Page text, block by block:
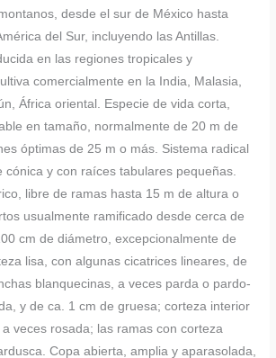
desde el sur de México hasta
del Sur, incluyendo las Antillas.
en las regiones tropicales y
comercialmente en la India, Malasia,
África oriental. Especie de vida corta,
en tamaño, normalmente de 20 m de
óptimas de 25 m o más. Sistema radical
cónica y con raíces tabulares pequeñas.
libre de ramas hasta 15 m de altura o
usualmente ramificado desde cerca de
cm de diámetro, excepcionalmente de
lisa, con algunas cicatrices lineares, de
blanquecinas, a veces parda o pardo-
y de ca. 1 cm de gruesa; corteza interior
veces rosada; las ramas con corteza
Copa abierta, amplia y aparasolada,